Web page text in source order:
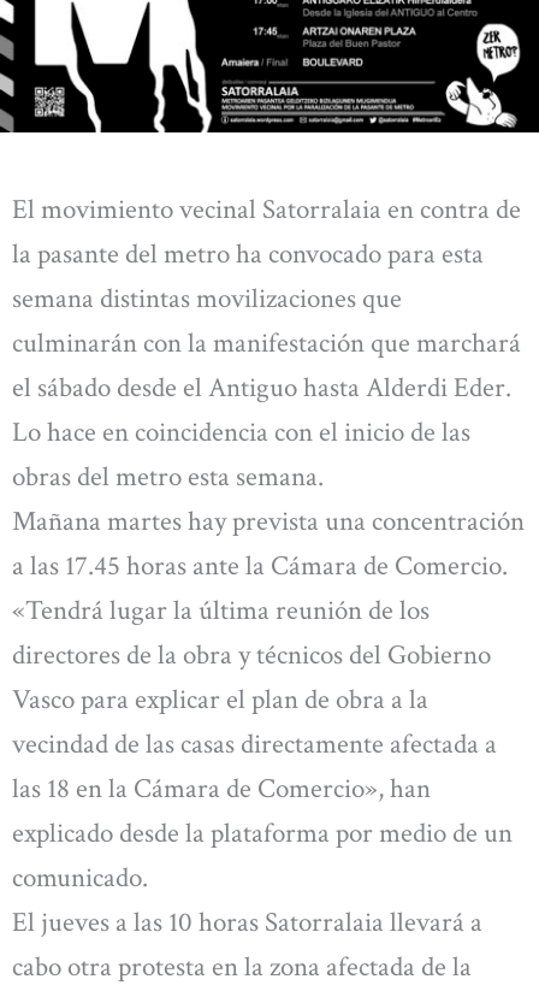
El movimiento vecinal Satorralaia en contra de
la pasante del metro ha convocado para esta
semana distintas movilizaciones que
culminarán con la manifestación que marchará
el sábado desde el Antiguo hasta Alderdi Eder.
Lo hace en coincidencia con el inicio de las
obras del metro esta semana.
Mañana martes hay prevista una concentración
a las 17.45 horas ante la Cámara de Comercio.
«Tendrá lugar la última reunión de los
directores de la obra y técnicos del Gobierno
Vasco para explicar el plan de obra a la
vecindad de las casas directamente afectada a
las 18 en la Cámara de Comercio», han
explicado desde la plataforma por medio de un
comunicado.
El jueves a las 10 horas Satorralaia llevará a
cabo otra protesta en la zona afectada de la